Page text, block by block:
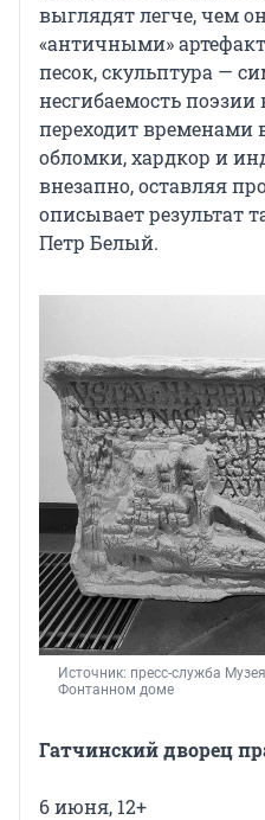
выглядят легче, чем
«античными»
песок, скульптура —
несгибаемость
переходит временами
обломки, хардкор и
внезапно, оставляя
описывает результат
Петр Белый.
Источник: пресс-служба
Фонтанном доме
Гатчинский дворец
6 июня, 12+